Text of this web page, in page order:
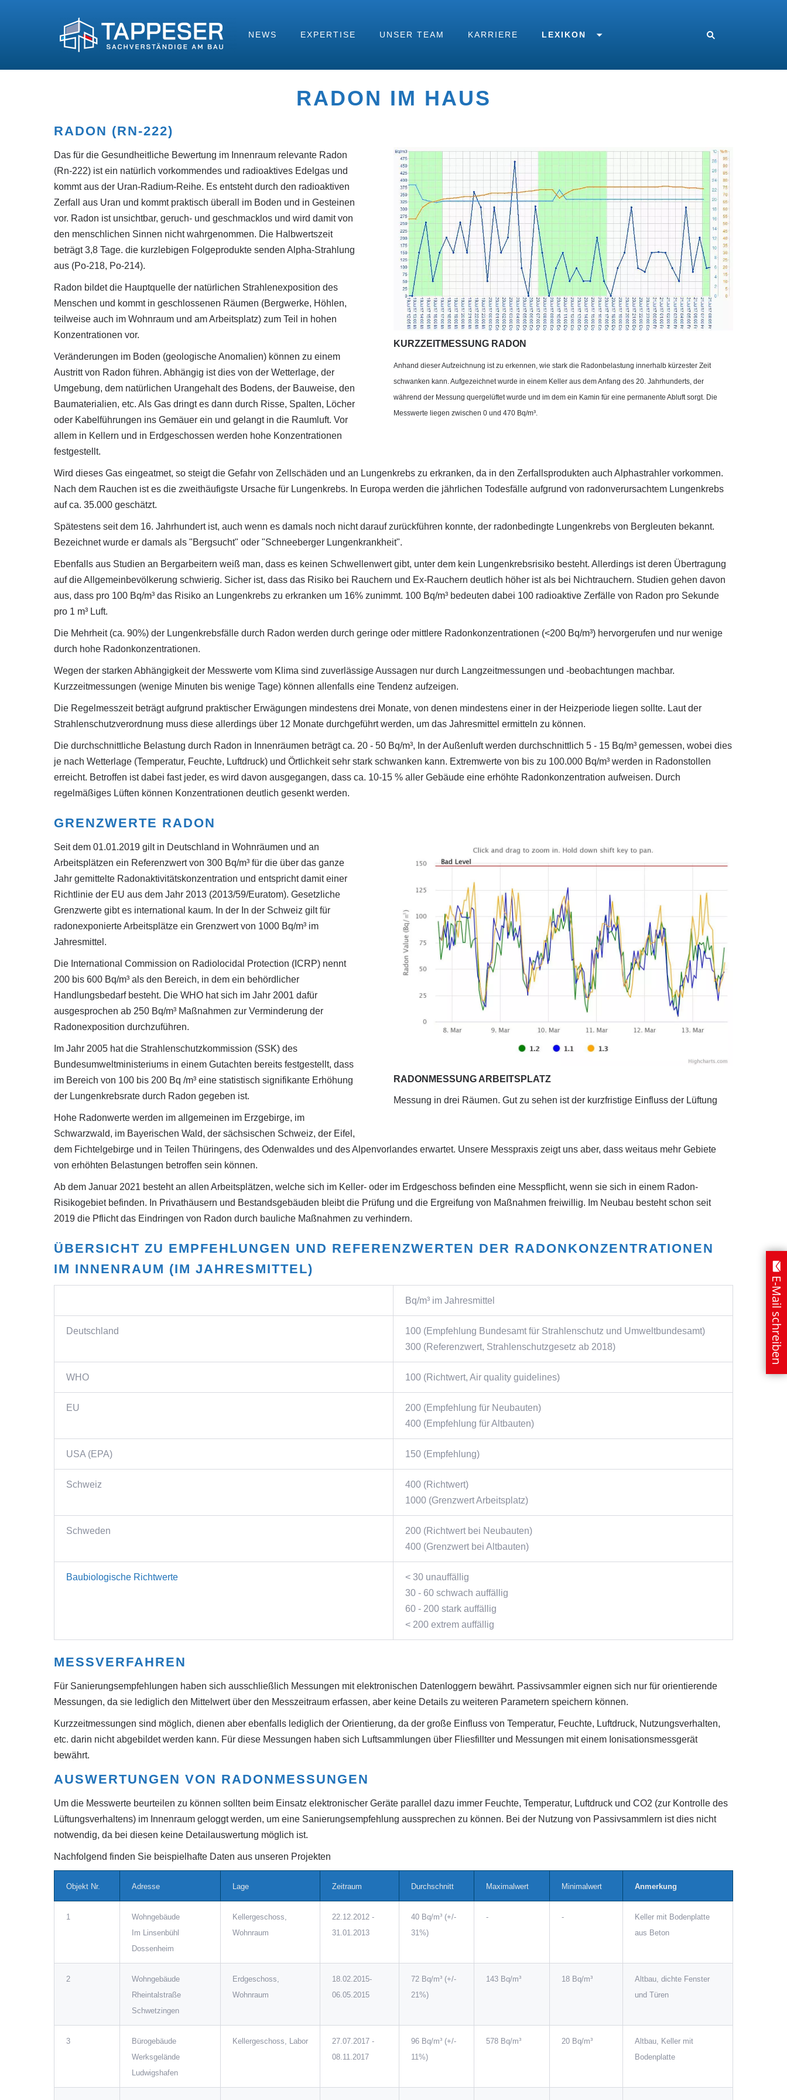
NEWS EXPERTISE UNSER TEAM KARRIERE LEXIKON
RADON IM HAUS
RADON (RN-222)
KURZZEITMESSUNG RADON
Anhand dieser Aufzeichnung ist zu erkennen, wie stark die Radonbelastung innerhalb kürzester Zeit
schwanken kann. Aufgezeichnet wurde in einem Keller aus dem Anfang des 20. Jahrhunderts, der
während der Messung quergelüftet wurde und im dem ein Kamin für eine permanente Abluft sorgt. Die
Messwerte liegen zwischen 0 und 470 Bq/m³.
Das für die Gesundheitliche Bewertung im Innenraum relevante Radon
(Rn-222) ist ein natürlich vorkommendes und radioaktives Edelgas und
kommt aus der Uran-Radium-Reihe. Es entsteht durch den radioaktiven
Zerfall aus Uran und kommt praktisch überall im Boden und in Gesteinen
vor. Radon ist unsichtbar, geruch- und geschmacklos und wird damit von
den menschlichen Sinnen nicht wahrgenommen. Die Halbwertszeit
beträgt 3,8 Tage. die kurzlebigen Folgeprodukte senden Alpha-Strahlung
aus (Po-218, Po-214).
Radon bildet die Hauptquelle der natürlichen Strahlenexposition des
Menschen und kommt in geschlossenen Räumen (Bergwerke, Höhlen,
teilweise auch im Wohnraum und am Arbeitsplatz) zum Teil in hohen
Konzentrationen vor.
Veränderungen im Boden (geologische Anomalien) können zu einem
Austritt von Radon führen. Abhängig ist dies von der Wetterlage, der
Umgebung, dem natürlichen Urangehalt des Bodens, der Bauweise, den
Baumaterialien, etc. Als Gas dringt es dann durch Risse, Spalten, Löcher
oder Kabelführungen ins Gemäuer ein und gelangt in die Raumluft. Vor
allem in Kellern und in Erdgeschossen werden hohe Konzentrationen
festgestellt.
Wird dieses Gas eingeatmet, so steigt die Gefahr von Zellschäden und an Lungenkrebs zu erkranken, da in den Zerfallsprodukten auch Alphastrahler vorkommen.
Nach dem Rauchen ist es die zweithäufigste Ursache für Lungenkrebs. In Europa werden die jährlichen Todesfälle aufgrund von radonverursachtem Lungenkrebs
auf ca. 35.000 geschätzt.
Spätestens seit dem 16. Jahrhundert ist, auch wenn es damals noch nicht darauf zurückführen konnte, der radonbedingte Lungenkrebs von Bergleuten bekannt.
Bezeichnet wurde er damals als "Bergsucht" oder "Schneeberger Lungenkrankheit".
Ebenfalls aus Studien an Bergarbeitern weiß man, dass es keinen Schwellenwert gibt, unter dem kein Lungenkrebsrisiko besteht. Allerdings ist deren Übertragung
auf die Allgemeinbevölkerung schwierig. Sicher ist, dass das Risiko bei Rauchern und Ex-Rauchern deutlich höher ist als bei Nichtrauchern. Studien gehen davon
aus, dass pro 100 Bq/m³ das Risiko an Lungenkrebs zu erkranken um 16% zunimmt. 100 Bq/m³ bedeuten dabei 100 radioaktive Zerfälle von Radon pro Sekunde
pro 1 m³ Luft.
Die Mehrheit (ca. 90%) der Lungenkrebsfälle durch Radon werden durch geringe oder mittlere Radonkonzentrationen (<200 Bq/m³) hervorgerufen und nur wenige
durch hohe Radonkonzentrationen.
Wegen der starken Abhängigkeit der Messwerte vom Klima sind zuverlässige Aussagen nur durch Langzeitmessungen und -beobachtungen machbar.
Kurzzeitmessungen (wenige Minuten bis wenige Tage) können allenfalls eine Tendenz aufzeigen.
Die Regelmesszeit beträgt aufgrund praktischer Erwägungen mindestens drei Monate, von denen mindestens einer in der Heizperiode liegen sollte. Laut der
Strahlenschutzverordnung muss diese allerdings über 12 Monate durchgeführt werden, um das Jahresmittel ermitteln zu können.
Die durchschnittliche Belastung durch Radon in Innenräumen beträgt ca. 20 - 50 Bq/m³, In der Außenluft werden durchschnittlich 5 - 15 Bq/m³ gemessen, wobei dies
je nach Wetterlage (Temperatur, Feuchte, Luftdruck) und Örtlichkeit sehr stark schwanken kann. Extremwerte von bis zu 100.000 Bq/m³ werden in Radonstollen
erreicht. Betroffen ist dabei fast jeder, es wird davon ausgegangen, dass ca. 10-15 % aller Gebäude eine erhöhte Radonkonzentration aufweisen. Durch
regelmäßiges Lüften können Konzentrationen deutlich gesenkt werden.
GRENZWERTE RADON
RADONMESSUNG ARBEITSPLATZ
Messung in drei Räumen. Gut zu sehen ist der kurzfristige Einfluss der Lüftung
Seit dem 01.01.2019 gilt in Deutschland in Wohnräumen und an
Arbeitsplätzen ein Referenzwert von 300 Bq/m³ für die über das ganze
Jahr gemittelte Radonaktivitätskonzentration und entspricht damit einer
Richtlinie der EU aus dem Jahr 2013 (2013/59/Euratom). Gesetzliche
Grenzwerte gibt es international kaum. In der In der Schweiz gilt für
radonexponierte Arbeitsplätze ein Grenzwert von 1000 Bq/m³ im
Jahresmittel.
Die International Commission on Radiolocidal Protection (ICRP) nennt
200 bis 600 Bq/m³ als den Bereich, in dem ein behördlicher
Handlungsbedarf besteht. Die WHO hat sich im Jahr 2001 dafür
ausgesprochen ab 250 Bq/m³ Maßnahmen zur Verminderung der
Radonexposition durchzuführen.
Im Jahr 2005 hat die Strahlenschutzkommission (SSK) des
Bundesumweltministeriums in einem Gutachten bereits festgestellt, dass
im Bereich von 100 bis 200 Bq /m³ eine statistisch signifikante Erhöhung
der Lungenkrebsrate durch Radon gegeben ist.
Hohe Radonwerte werden im allgemeinen im Erzgebirge, im
Schwarzwald, im Bayerischen Wald, der sächsischen Schweiz, der Eifel,
dem Fichtelgebirge und in Teilen Thüringens, des Odenwaldes und des Alpenvorlandes erwartet. Unsere Messpraxis zeigt uns aber, dass weitaus mehr Gebiete
von erhöhten Belastungen betroffen sein können.
Ab dem Januar 2021 besteht an allen Arbeitsplätzen, welche sich im Keller- oder im Erdgeschoss befinden eine Messpflicht, wenn sie sich in einem Radon-
Risikogebiet befinden. In Privathäusern und Bestandsgebäuden bleibt die Prüfung und die Ergreifung von Maßnahmen freiwillig. Im Neubau besteht schon seit
2019 die Pflicht das Eindringen von Radon durch bauliche Maßnahmen zu verhindern.
ÜBERSICHT ZU EMPFEHLUNGEN UND REFERENZWERTEN DER RADONKONZENTRATIONEN
IM INNENRAUM (IM JAHRESMITTEL)
Bq/m³ im Jahresmittel
Deutschland
100 (Empfehlung Bundesamt für Strahlenschutz und Umweltbundesamt)
300 (Referenzwert, Strahlenschutzgesetz ab 2018)
WHO 100 (Richtwert, Air quality guidelines)
EU
200 (Empfehlung für Neubauten)
400 (Empfehlung für Altbauten)
USA (EPA) 150 (Empfehlung)
Schweiz
400 (Richtwert)
1000 (Grenzwert Arbeitsplatz)
Schweden
200 (Richtwert bei Neubauten)
400 (Grenzwert bei Altbauten)
Baubiologische Richtwerte
< 30 unauffällig
30 - 60 schwach auffällig
60 - 200 stark auffällig
< 200 extrem auffällig
MESSVERFAHREN
Für Sanierungsempfehlungen haben sich ausschließlich Messungen mit elektronischen Datenloggern bewährt. Passivsammler eignen sich nur für orientierende
Messungen, da sie lediglich den Mittelwert über den Messzeitraum erfassen, aber keine Details zu weiteren Parametern speichern können.
Kurzzeitmessungen sind möglich, dienen aber ebenfalls lediglich der Orientierung, da der große Einfluss von Temperatur, Feuchte, Luftdruck, Nutzungsverhalten,
etc. darin nicht abgebildet werden kann. Für diese Messungen haben sich Luftsammlungen über Fliesfillter und Messungen mit einem Ionisationsmessgerät
bewährt.
AUSWERTUNGEN VON RADONMESSUNGEN
Um die Messwerte beurteilen zu können sollten beim Einsatz elektronischer Geräte parallel dazu immer Feuchte, Temperatur, Luftdruck und CO2 (zur Kontrolle des
Lüftungsverhaltens) im Innenraum geloggt werden, um eine Sanierungsempfehlung aussprechen zu können. Bei der Nutzung von Passivsammlern ist dies nicht
notwendig, da bei diesen keine Detailauswertung möglich ist.
Nachfolgend finden Sie beispielhafte Daten aus unseren Projekten
Objekt Nr. Adresse Lage Zeitraum Durchschnitt Maximalwert Minimalwert Anmerkung
1
Wohngebäude
Im Linsenbühl
Dossenheim
Kellergeschoss,
Wohnraum
22.12.2012 -
31.01.2013
40 Bq/m³ (+/-
31%)
- -
Keller mit Bodenplatte
aus Beton
2
Wohngebäude
Rheintalstraße
Schwetzingen
Erdgeschoss,
Wohnraum
18.02.2015-
06.05.2015
72 Bq/m³ (+/-
21%)
143 Bq/m³ 18 Bq/m³
Altbau, dichte Fenster
und Türen
3
Bürogebäude
Werksgelände
Ludwigshafen
Kellergeschoss, Labor
27.07.2017 -
08.11.2017
96 Bq/m³ (+/-
11%)
578 Bq/m³ 20 Bq/m³
Altbau, Keller mit
Bodenplatte
E-Mail schreiben